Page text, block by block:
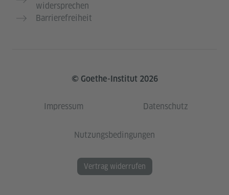
widersprechen
Barrierefreiheit
© Goethe-Institut 2026
Impressum Datenschutz
Nutzungsbedingungen
Vertrag widerrufen